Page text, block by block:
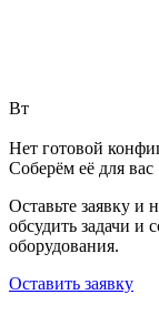
Вт
Нет готовой
Соберём её для
Оставьте заявку и
обсудить задачи
оборудования.
Оставить заявку